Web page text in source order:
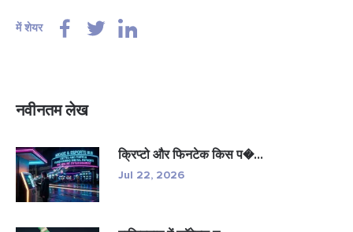
में शेयर
नवीनतम लेख
क्रिप्टो और फिनटेक किस प�...
Jul 22, 2026